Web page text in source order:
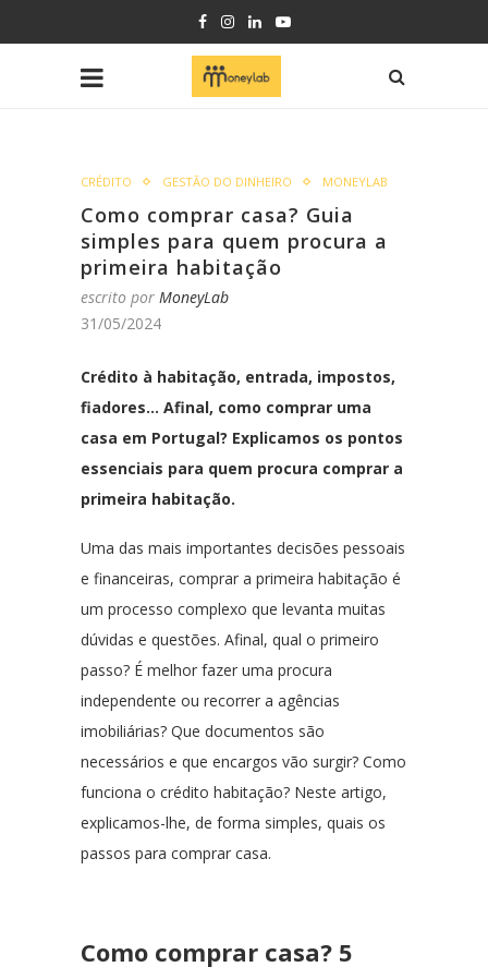
CRÉDITO GESTÃO DO DINHEIRO MONEYLAB
Como comprar casa? Guia
simples para quem procura a
primeira habitação
escrito por MoneyLab
31/05/2024
Crédito à habitação, entrada, impostos,
fiadores… Afinal, como comprar uma
casa em Portugal? Explicamos os pontos
essenciais para quem procura comprar a
primeira habitação.
Uma das mais importantes decisões pessoais
e financeiras, comprar a primeira habitação é
um processo complexo que levanta muitas
dúvidas e questões. Afinal, qual o primeiro
passo? É melhor fazer uma procura
independente ou recorrer a agências
imobiliárias? Que documentos são
necessários e que encargos vão surgir? Como
funciona o crédito habitação? Neste artigo,
explicamos-lhe, de forma simples, quais os
passos para comprar casa.
Como comprar casa? 5